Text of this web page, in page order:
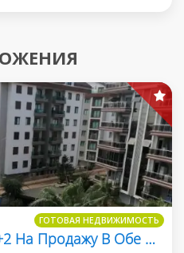
ГОТОВАЯ НЕДВИЖИМОСТЬ
Люксовый Дуплекс 5+2 На Продажу В Обе Keykubat Vadi Konakları